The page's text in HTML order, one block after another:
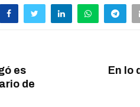
es
de
En lo